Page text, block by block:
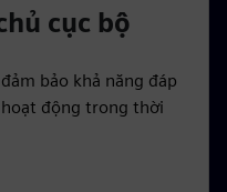
cục bộ
bảo khả năng đáp
động trong thời